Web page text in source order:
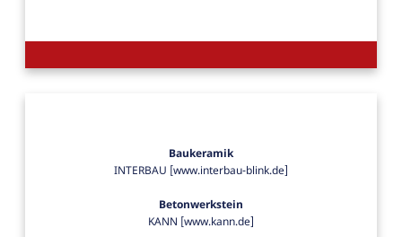
Baukeramik
INTERBAU [www.interbau-blink.de]
Betonwerkstein
KANN [www.kann.de]